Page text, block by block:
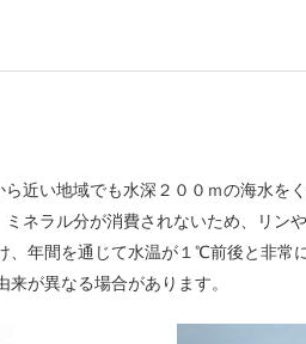
近い地域でも水深２００ｍの海水を
ネラル分が消費されないため、リン
年間を通じて水温が１℃前後と非常
が異なる場合があります。